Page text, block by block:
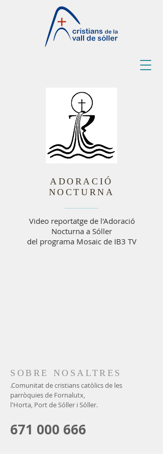
ADORACIÓ
NOCTURNA
Video reportatge de l'Adoració
Nocturna a Sóller
del programa Mosaic de IB3 TV
SOBRE NOSALTRES
.Comunitat de cristians catòlics de les
parròquies de Fornalutx,
l'Horta, Port de Sóller i Sóller.
671 000 666